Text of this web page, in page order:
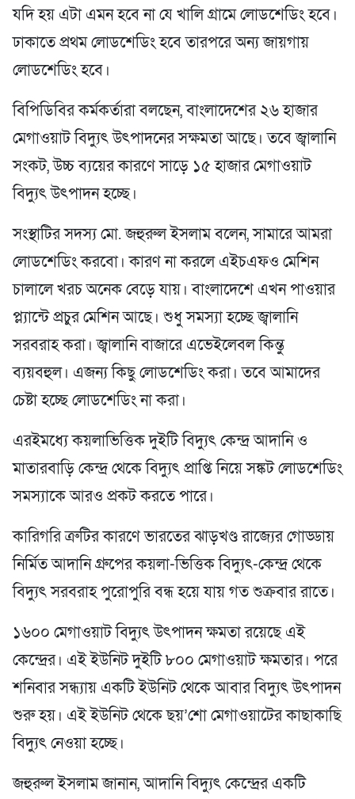
যদি হয় এটা এমন হবে না যে খালি গ্রামে লোডশেডিং হবে।
ঢাকাতে প্রথম লোডশেডিং হবে তারপরে অন্য জায়গায়
লোডশেডিং হবে।
বিপিডিবির কর্মকর্তারা বলছেন, বাংলাদেশের ২৬ হাজার
মেগাওয়াট বিদ্যুৎ উৎপাদনের সক্ষমতা আছে। তবে জ্বালানি
সংকট, উচ্চ ব্যয়ের কারণে সাড়ে ১৫ হাজার মেগাওয়াট
বিদ্যুৎ উৎপাদন হচ্ছে।
সংস্থাটির সদস্য মো. জহুরুল ইসলাম বলেন, সামারে আমরা
লোডশেডিং করবো। কারণ না করলে এইচএফও মেশিন
চালালে খরচ অনেক বেড়ে যায়। বাংলাদেশে এখন পাওয়ার
প্ল্যান্টে প্রচুর মেশিন আছে। শুধু সমস্যা হচ্ছে জ্বালানি
সরবরাহ করা। জ্বালানি বাজারে এভেইলেবল কিন্তু
ব্যয়বহুল। এজন্য কিছু লোডশেডিং করা। তবে আমাদের
চেষ্টা হচ্ছে লোডশেডিং না করা।
এরইমধ্যে কয়লাভিত্তিক দুইটি বিদ্যুৎ কেন্দ্র আদানি ও
মাতারবাড়ি কেন্দ্র থেকে বিদ্যুৎ প্রাপ্তি নিয়ে সঙ্কট লোডশেডিং
সমস্যাকে আরও প্রকট করতে পারে।
কারিগরি ত্রুটির কারণে ভারতের ঝাড়খণ্ড রাজ্যের গোড্ডায়
নির্মিত আদানি গ্রুপের কয়লা-ভিত্তিক বিদ্যুৎ-কেন্দ্র থেকে
বিদ্যুৎ সরবরাহ পুরোপুরি বন্ধ হয়ে যায় গত শুক্রবার রাতে।
১৬০০ মেগাওয়াট বিদ্যুৎ উৎপাদন ক্ষমতা রয়েছে এই
কেন্দ্রের। এই ইউনিট দুইটি ৮০০ মেগাওয়াট ক্ষমতার। পরে
শনিবার সন্ধ্যায় একটি ইউনিট থেকে আবার বিদ্যুৎ উৎপাদন
শুরু হয়। এই ইউনিট থেকে ছয়’শো মেগাওয়াটের কাছাকাছি
বিদ্যুৎ নেওয়া হচ্ছে।
জহুরুল ইসলাম জানান, আদানি বিদ্যুৎ কেন্দ্রের একটি